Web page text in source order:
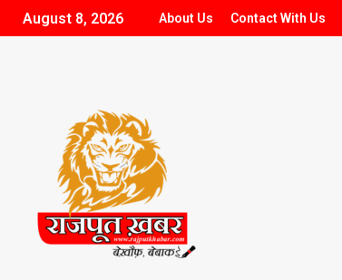
August 8, 2026 About Us Contact With Us